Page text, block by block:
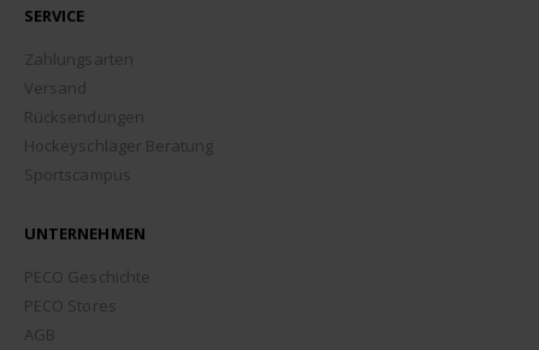
SERVICE
Zahlungsarten
Versand
Rücksendungen
Hockeyschläger Beratung
Sportscampus
UNTERNEHMEN
PECO Geschichte
PECO Stores
AGB